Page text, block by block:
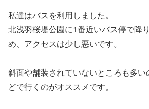
私達はバスを利用しました。
北浅羽桜堤公園に1番近いバス停で降
め、アクセスは少し悪いです。
斜面や舗装されていないところも多
どで行くのがオススメです。